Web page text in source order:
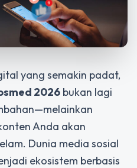
yang semakin padat,
2026 bukan lagi
Anda akan
Dunia media sosial
ekosistem berbasis